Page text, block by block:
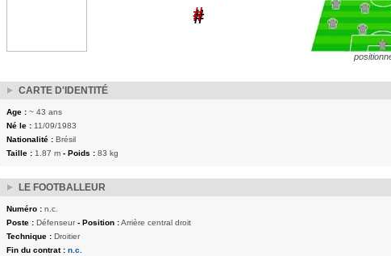
#
#
CARTE D'IDENTITÉ
Age : ~ 43 ans
Né le : 11/09/1983
Nationalité : Brésil
Taille : 1.87 m - Poids : 83 kg
LE FOOTBALLEUR
Numéro : n.c.
Poste : Défenseur - Position : Arrière central droit
Technique : Droitier
Fin du contrat : n.c.